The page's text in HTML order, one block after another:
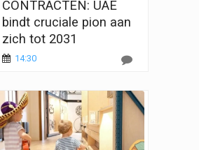
CONTRACTEN: UAE
bindt cruciale pion aan
zich tot 2031
14:30